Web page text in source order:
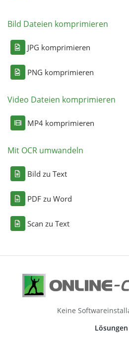
Bild Dateien komprimieren
JPG komprimieren
PNG komprimieren
Video Dateien komprimieren
MP4 komprimieren
Mit OCR umwandeln
Bild zu Text
PDF zu Word
Scan zu Text
Keine
Lösungen